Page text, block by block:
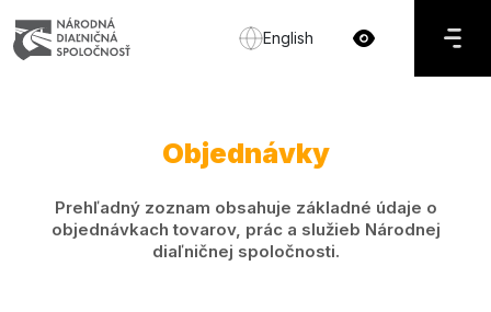
English
Objednávky
Prehľadný zoznam obsahuje základné údaje o
objednávkach tovarov, prác a služieb Národnej
diaľničnej spoločnosti.